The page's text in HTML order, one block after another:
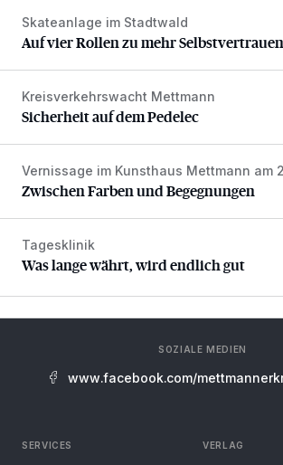
Auf vier Rollen zu mehr Selbstvertrauen
Skateanlage im Stadtwald
Auf vier Rollen zu mehr Selbstvertrauen
Sicherheit auf dem Pedelec
Kreisverkehrswacht Mettmann
Sicherheit auf dem Pedelec
Zwischen Farben und Begegnungen
Vernissage im Kunsthaus Mettmann am
Zwischen Farben und Begegnungen
Was lange währt, wird endlich gut
Tagesklinik
Was lange währt, wird endlich gut
SOZIALE MEDIEN
www.facebook.com/
SERVICES VERLAG